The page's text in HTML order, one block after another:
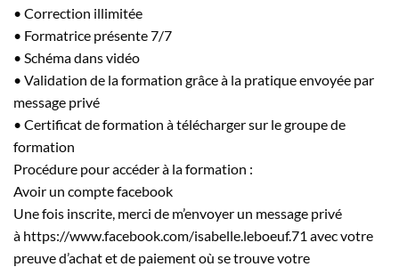
• Correction illimitée
• Formatrice présente 7/7
• Schéma dans vidéo
• Validation de la formation grâce à la pratique envoyée par
message privé
• Certificat de formation à télécharger sur le groupe de
formation
Procédure pour accéder à la formation :
Avoir un compte facebook
Une fois inscrite, merci de m’envoyer un message privé
à https://www.facebook.com/isabelle.leboeuf.71 avec votre
preuve d’achat et de paiement où se trouve votre